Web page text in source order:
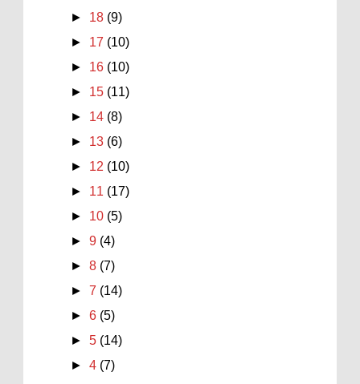
► 18 (9)
► 17 (10)
► 16 (10)
► 15 (11)
► 14 (8)
► 13 (6)
► 12 (10)
► 11 (17)
► 10 (5)
►9 (4)
►8 (7)
►7 (14)
►6 (5)
►5 (14)
►4 (7)